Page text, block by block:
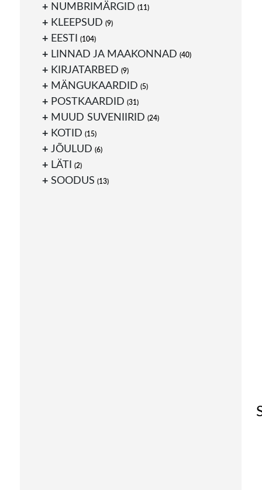
NUMBRIMÄRGID (11)
KLEEPSUD (9)
EESTI (104)
LINNAD JA MAAKONNAD (40)
KIRJATARBED (9)
MÄNGUKAARDID (5)
POSTKAARDID (31)
MUUD SUVENIIRID (24)
KOTID (15)
JÕULUD (6)
LÄTI (2)
SOODUS (13)